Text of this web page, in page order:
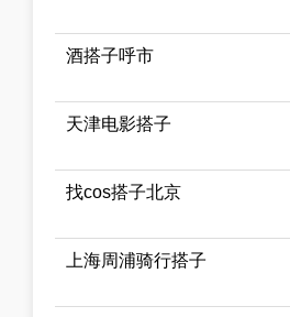
酒搭子呼市
天津电影搭子
找cos搭子北京
上海周浦骑行搭子